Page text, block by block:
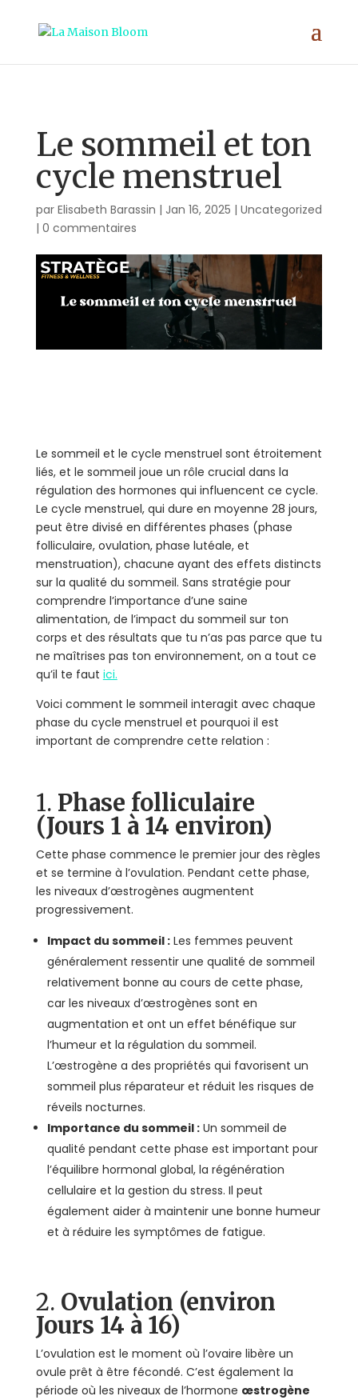
Le sommeil et ton
cycle menstruel
par Elisabeth Barassin | Jan 16, 2025 | Uncategorized
| 0 commentaires
Le sommeil et le cycle menstruel sont étroitement
liés, et le sommeil joue un rôle crucial dans la
régulation des hormones qui influencent ce cycle.
Le cycle menstruel, qui dure en moyenne 28 jours,
peut être divisé en différentes phases (phase
folliculaire, ovulation, phase lutéale, et
menstruation), chacune ayant des effets distincts
sur la qualité du sommeil. Sans stratégie pour
comprendre l’importance d’une saine
alimentation, de l’impact du sommeil sur ton
corps et des résultats que tu n’as pas parce que tu
ne maîtrises pas ton environnement, on a tout ce
qu’il te faut ici.
Voici comment le sommeil interagit avec chaque
phase du cycle menstruel et pourquoi il est
important de comprendre cette relation :
1. Phase folliculaire
(Jours 1 à 14 environ)
Cette phase commence le premier jour des règles
et se termine à l’ovulation. Pendant cette phase,
les niveaux d’œstrogènes augmentent
progressivement.
Impact du sommeil :Les femmes peuvent
généralement ressentir une qualité de sommeil
relativement bonne au cours de cette phase,
car les niveaux d’œstrogènes sont en
augmentation et ont un effet bénéfique sur
l’humeur et la régulation du sommeil.
L’œstrogène a des propriétés qui favorisent un
sommeil plus réparateur et réduit les risques de
réveils nocturnes.
Importance du sommeil :Un sommeil de
qualité pendant cette phase est important pour
l’équilibre hormonal global, la régénération
cellulaire et la gestion du stress. Il peut
également aider à maintenir une bonne humeur
et à réduire les symptômes de fatigue.
2. Ovulation (environ
Jours 14 à 16)
L’ovulation est le moment où l’ovaire libère un
ovule prêt à être fécondé. C’est également la
période où les niveaux de l’hormone œstrogène